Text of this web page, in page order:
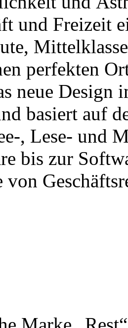
und Freizeit
perfekten
neue Design
basiert auf
, Lese- und
bis zur
von